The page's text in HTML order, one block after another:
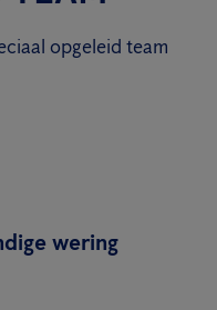
opgeleid team
wering